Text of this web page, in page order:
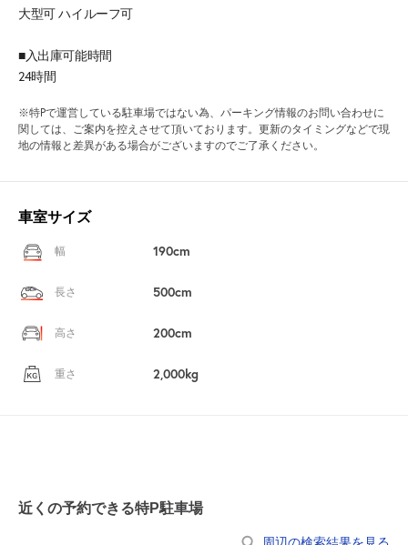
大型可 ハイルーフ可
■入出庫可能時間
24時間
※特Pで運営している駐車場ではない為、パーキング情報のお問い合わせに
関しては、ご案内を控えさせて頂いております。更新のタイミングなどで現
地の情報と差異がある場合がございますのでご了承ください。
車室サイズ
幅 190cm
長さ 500cm
高さ 200cm
重さ 2,000kg
近くの予約できる特P駐車場